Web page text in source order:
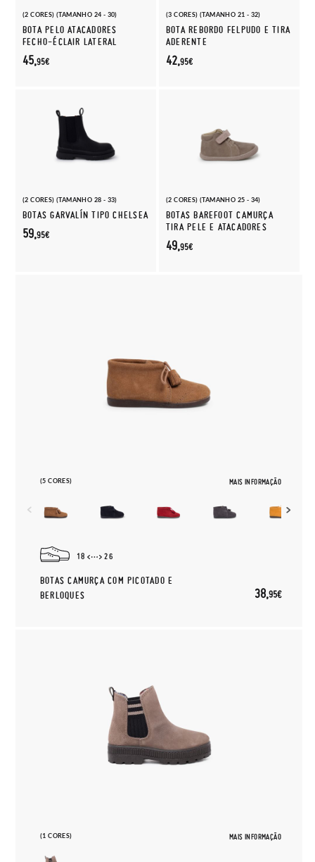
(2 CORES) (TAMANHO 24 - 30)
BOTA PELO ATACADORES
FECHO-ÉCLAIR LATERAL
45,95€
(3 CORES) (TAMANHO 21 - 32)
BOTA REBORDO FELPUDO E TIRA
ADERENTE
42,95€
(2 CORES) (TAMANHO 28 - 33)
BOTAS GARVALÍN TIPO CHELSEA
59,95€
(2 CORES) (TAMANHO 25 - 34)
BOTAS BAREFOOT CAMURÇA
TIRA PELE E ATACADORES
49,95€
(5 CORES) MAIS INFORMAÇÃO
18 26
BOTAS CAMURÇA COM PICOTADO E
BERLOQUES
38,95€
(1 CORES) MAIS INFORMAÇÃO